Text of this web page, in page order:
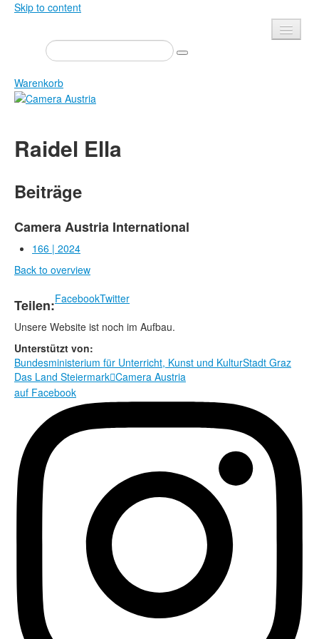
Skip to content
Presse
Veranstaltungen
Newsletter
Über uns
Shop
Datenschutz
Mediadaten
Warenkorb
Zeitschrift
Bücher
Edition
Bibliothek
Camera Austria Preis
Fotoarchiv Pierre Bourdieu
Rechtliche Informationen
Raidel Ella
Beiträge
Camera Austria International
166 | 2024
Back to overview
Teilen:FacebookTwitter
Unsere Website ist noch im Aufbau.
Unterstützt von:
Bundesministerium für Unterricht, Kunst und KulturStadt Graz
Das Land SteiermarkCamera Austria
auf Facebook